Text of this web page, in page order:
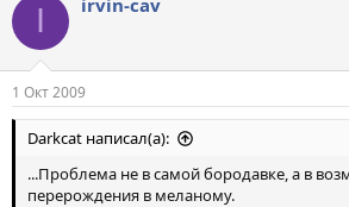
I
1 Окт 2009
Darkcat написал(а):
...Проблема не в самой бородавке, а в
перерождения в меланому.